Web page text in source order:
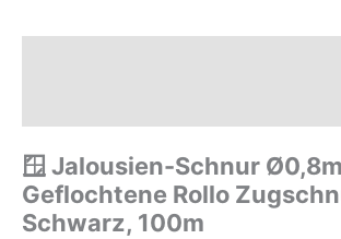
🪟 Jalousien-Schnur
Geflochtene Rollo
Schwarz, 100m